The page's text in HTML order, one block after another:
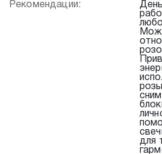
Рекомендации:
для